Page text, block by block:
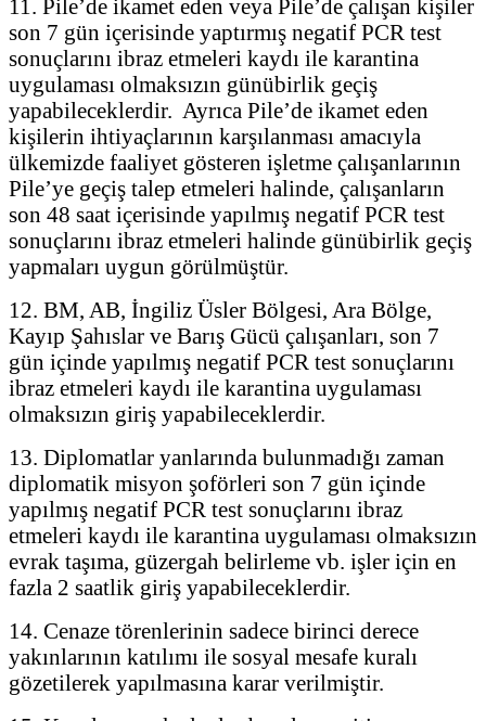
11. Pile’de ikamet eden veya Pile’de çalışan kişiler
son 7 gün içerisinde yaptırmış negatif PCR test
sonuçlarını ibraz etmeleri kaydı ile karantina
uygulaması olmaksızın günübirlik geçiş
yapabileceklerdir. Ayrıca Pile’de ikamet eden
kişilerin ihtiyaçlarının karşılanması amacıyla
ülkemizde faaliyet gösteren işletme çalışanlarının
Pile’ye geçiş talep etmeleri halinde, çalışanların
son 48 saat içerisinde yapılmış negatif PCR test
sonuçlarını ibraz etmeleri halinde günübirlik geçiş
yapmaları uygun görülmüştür.
12. BM, AB, İngiliz Üsler Bölgesi, Ara Bölge,
Kayıp Şahıslar ve Barış Gücü çalışanları, son 7
gün içinde yapılmış negatif PCR test sonuçlarını
ibraz etmeleri kaydı ile karantina uygulaması
olmaksızın giriş yapabileceklerdir.
13. Diplomatlar yanlarında bulunmadığı zaman
diplomatik misyon şoförleri son 7 gün içinde
yapılmış negatif PCR test sonuçlarını ibraz
etmeleri kaydı ile karantina uygulaması olmaksızın
evrak taşıma, güzergah belirleme vb. işler için en
fazla 2 saatlik giriş yapabileceklerdir.
14. Cenaze törenlerinin sadece birinci derece
yakınlarının katılımı ile sosyal mesafe kuralı
gözetilerek yapılmasına karar verilmiştir.